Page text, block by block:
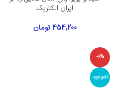
ایران الکتریک
454,200تومان
-6%
ناموجود